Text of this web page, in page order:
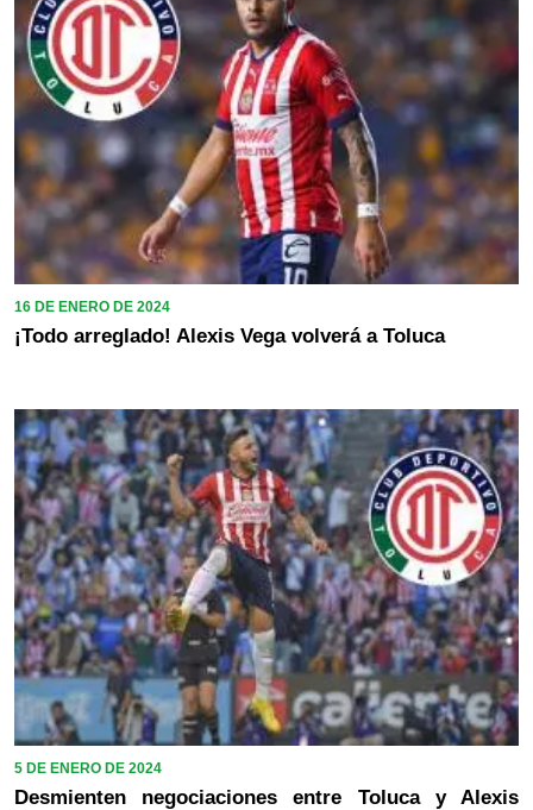
16 DE ENERO DE 2024
¡Todo arreglado! Alexis Vega volverá a Toluca
5 DE ENERO DE 2024
Desmienten negociaciones entre Toluca y Alexis